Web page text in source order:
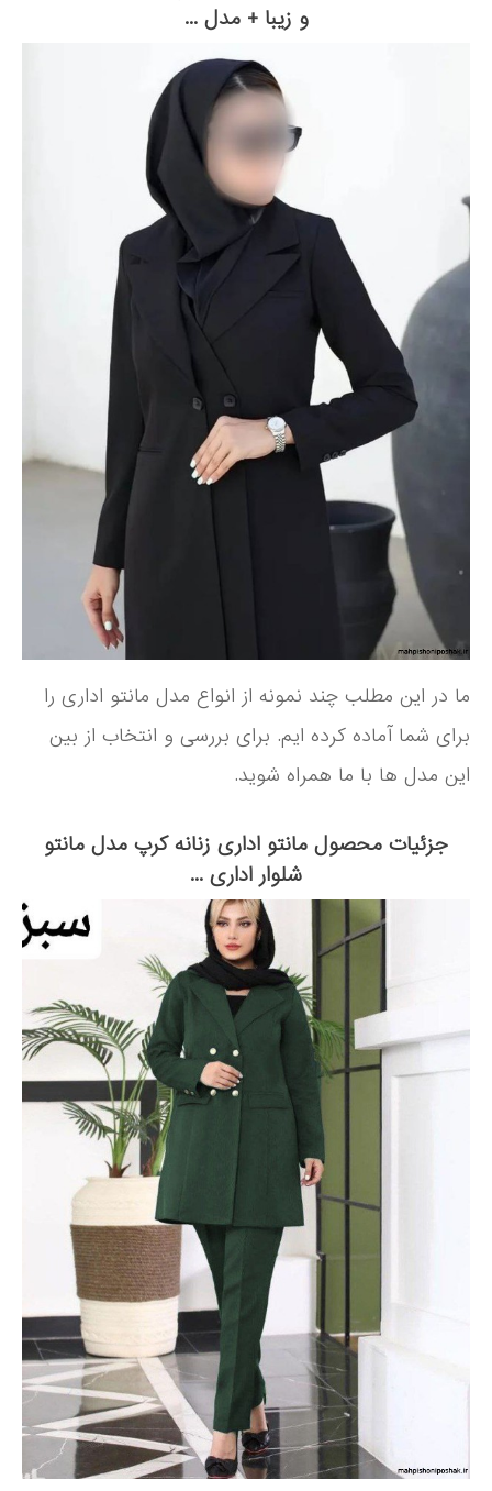
و زیبا + مدل ...
ما در این مطلب چند نمونه از انواع مدل مانتو اداری را
برای شما آماده کرده ایم. برای بررسی و انتخاب از بین
این مدل ها با ما همراه شوید.
جزئیات محصول مانتو اداری زنانه کرپ مدل مانتو
شلوار اداری ...